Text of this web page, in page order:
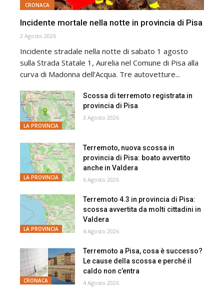
CRONACA
Incidente mortale nella notte in provincia di Pisa
2 Agosto 2026
Incidente stradale nella notte di sabato 1 agosto
sulla Strada Statale 1, Aurelia nel Comune di Pisa alla
curva di Madonna dell’Acqua. Tre autovetture...
LA PROVINCIA
Scossa di terremoto registrata in
provincia di Pisa
3 Agosto 2026
LA PROVINCIA
Terremoto, nuova scossa in
provincia di Pisa: boato avvertito
anche in Valdera
6 Agosto 2026
LA PROVINCIA
Terremoto 4.3 in provincia di Pisa:
scossa avvertita da molti cittadini in
Valdera
4 Agosto 2026
CRONACA
Terremoto a Pisa, cosa è successo?
Le cause della scossa e perché il
caldo non c’entra
4 Agosto 2026